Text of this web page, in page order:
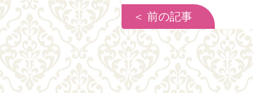
＜ 前の記事